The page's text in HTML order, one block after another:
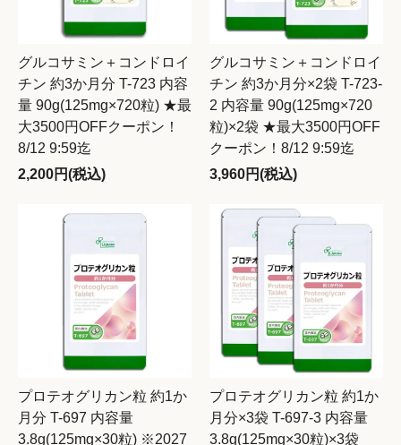
グルコサミン＋コンドロイ
チン 約3か月分 T-723 内容
量 90g(125mg×720粒) ★最
大3500円OFFクーポン！
8/12 9:59迄
2,200円(税込)
グルコサミン＋コンドロイ
チン 約3か月分×2袋 T-723-
2 内容量 90g(125mg×720
粒)×2袋 ★最大3500円OFF
クーポン！8/12 9:59迄
3,960円(税込)
プロテオグリカン粒 約1か
月分 T-697 内容量
3.8g(125mg×30粒) ※2027
プロテオグリカン粒 約1か
月分×3袋 T-697-3 内容量
3.8g(125mg×30粒)×3袋